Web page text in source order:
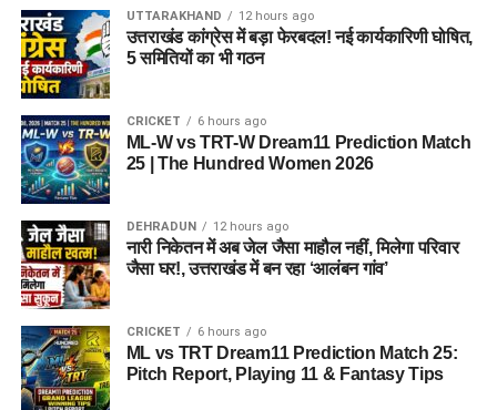
UTTARAKHAND 12 hours ago
उत्तराखंड कांग्रेस में बड़ा फेरबदल! नई कार्यकारिणी घोषित,
5 समितियों का भी गठन
CRICKET 6 hours ago
ML-W vs TRT-W Dream11 Prediction Match
25 | The Hundred Women 2026
DEHRADUN 12 hours ago
नारी निकेतन में अब जेल जैसा माहौल नहीं, मिलेगा परिवार
जैसा घर!, उत्तराखंड में बन रहा ‘आलंबन गांव’
CRICKET 6 hours ago
ML vs TRT Dream11 Prediction Match 25:
Pitch Report, Playing 11 & Fantasy Tips